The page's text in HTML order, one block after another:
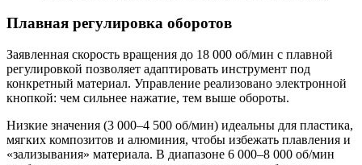
Плавная регулировка оборотов
Заявленная скорость вращения до 18 000 об/мин с плавной
регулировкой позволяет адаптировать инструмент под
конкретный материал. Управление реализовано электронной
кнопкой: чем сильнее нажатие, тем выше обороты.
Низкие значения (3 000–4 500 об/мин) идеальны для пластика,
мягких композитов и алюминия, чтобы избежать плавления и
«зализывания» материала. В диапазоне 6 000–8 000 об/мин